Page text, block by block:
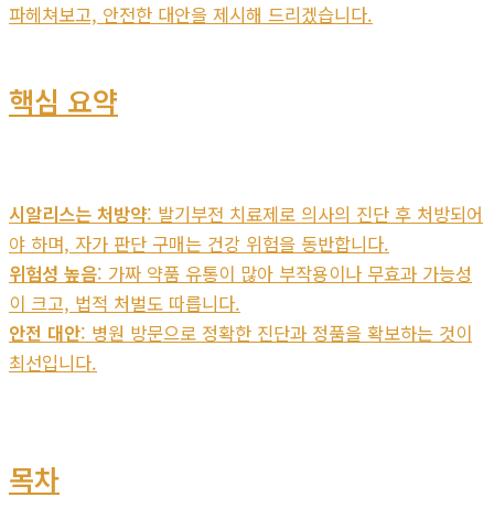
파헤쳐보고, 안전한 대안을 제시해 드리겠습니다.
핵심 요약
시알리스는 처방약: 발기부전 치료제로 의사의 진단 후 처방되어
야 하며, 자가 판단 구매는 건강 위험을 동반합니다.
위험성 높음: 가짜 약품 유통이 많아 부작용이나 무효과 가능성
이 크고, 법적 처벌도 따릅니다.
안전 대안: 병원 방문으로 정확한 진단과 정품을 확보하는 것이
최선입니다.
목차